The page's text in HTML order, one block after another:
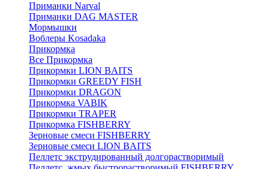
Приманки Narval
Приманки DAG MASTER
Мормышки
Воблеры Kosadaka
Прикормка
Все Прикормка
Прикормки LION BAITS
Прикормки GREEDY FISH
Прикормки DRAGON
Прикормка VABIK
Прикормки TRAPER
Прикормка FISHBERRY
Зерновые смеси FISHBERRY
Зерновые смеси LION BAITS
Пеллетс экструдированный долгорастворимый